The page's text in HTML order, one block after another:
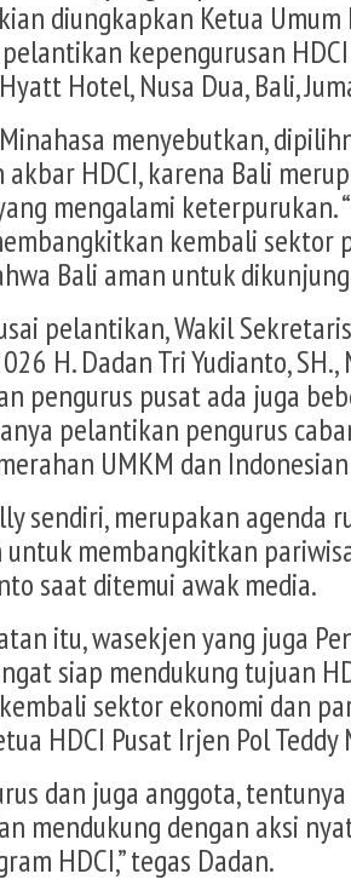
diungkapkan Ketua
kepengurusan
Hotel, Nusa Dua, Bali,
menyebutkan,
HDCI, karena Bali
mengalami keterpurukan.
kembali sektor
Bali aman untuk
pelantikan, Wakil
H. Dadan Tri Yudianto,
pengurus pusat ada juga
pelantikan pengurus
UMKM dan
sendiri, merupakan agenda
membangkitkan
saat ditemui awak media.
itu, wasekjen yang juga
siap mendukung tujuan
sektor ekonomi dan
HDCI Pusat Irjen Pol Teddy
dan juga anggota,
mendukung dengan aksi
HDCI,” tegas Dadan.